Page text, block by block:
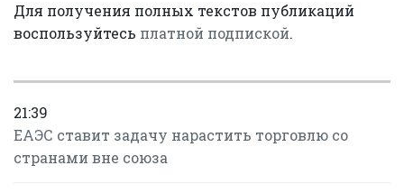
Для получения полных текстов публикаций
воспользуйтесь платной подпиской.
21:39
ЕАЭС ставит задачу нарастить торговлю со
странами вне союза